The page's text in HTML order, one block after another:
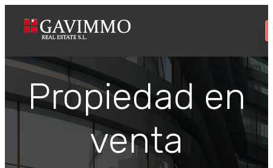
Propiedad en
venta